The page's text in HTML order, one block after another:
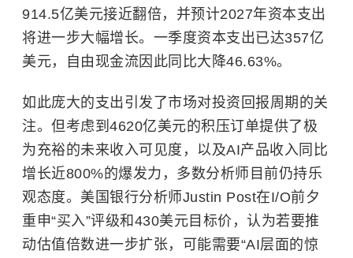
914.5亿美元接近翻倍，并预计2027年资本支出
将进一步大幅增长。一季度资本支出已达357亿
美元，自由现金流因此同比大降46.63%。
如此庞大的支出引发了市场对投资回报周期的关
注。但考虑到4620亿美元的积压订单提供了极
为充裕的未来收入可见度，以及AI产品收入同比
增长近800%的爆发力，多数分析师目前仍持乐
观态度。美国银行分析师Justin Post在I/O前夕
重申“买入”评级和430美元目标价，认为若要推
动估值倍数进一步扩张，可能需要“AI层面的惊